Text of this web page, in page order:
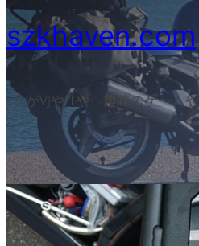
szkhaven.com
szkがVJやITや、趣味のゲーム